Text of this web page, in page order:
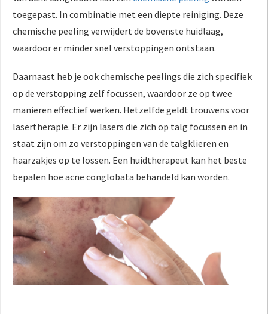
toegepast. In combinatie met een diepte reiniging. Deze
chemische peeling verwijdert de bovenste huidlaag,
waardoor er minder snel verstoppingen ontstaan.
Daarnaast heb je ook chemische peelings die zich specifiek
op de verstopping zelf focussen, waardoor ze op twee
manieren effectief werken. Hetzelfde geldt trouwens voor
lasertherapie. Er zijn lasers die zich op talg focussen en in
staat zijn om zo verstoppingen van de talgklieren en
haarzakjes op te lossen. Een huidtherapeut kan het beste
bepalen hoe acne conglobata behandeld kan worden.